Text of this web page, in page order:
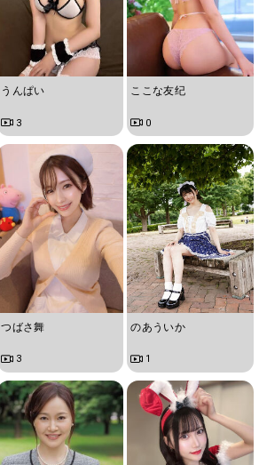
うんぱい
3
ここな友纪
0
つばさ舞
3
のあういか
1